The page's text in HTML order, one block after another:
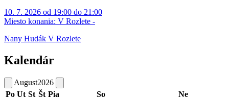
10. 7. 2026 od 19:00 do 21:00
Miesto konania: V Rozlete -
Nany Hudák V Rozlete
Kalendár
August2026
Po Ut St Št Pia So Ne